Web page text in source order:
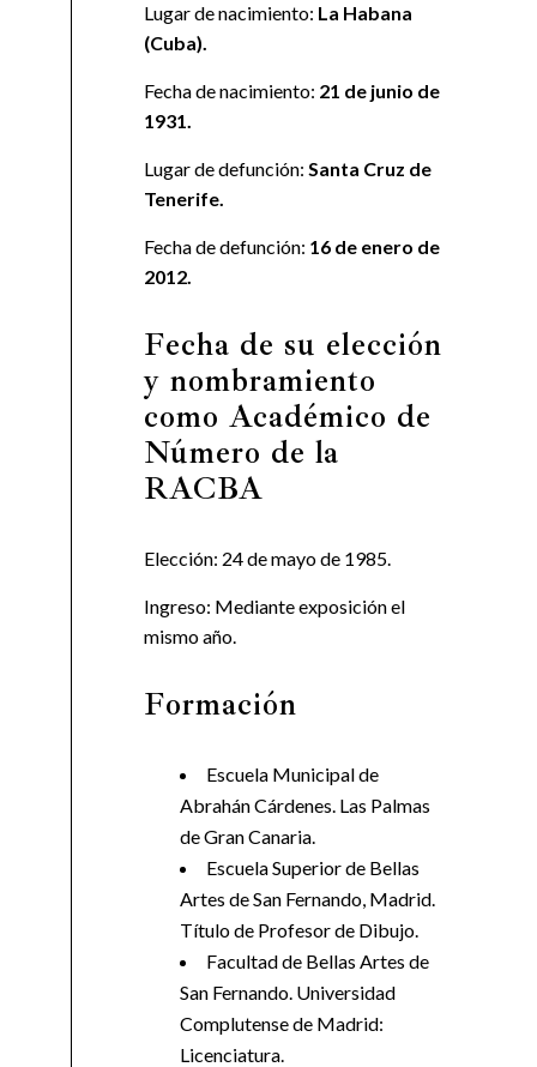
Lugar de nacimiento: La Habana
(Cuba).
Fecha de nacimiento: 21 de junio de
1931.
Lugar de defunción: Santa Cruz de
Tenerife.
Fecha de defunción: 16 de enero de
2012.
Fecha de su elección
y nombramiento
como Académico de
Número de la
RACBA
Elección: 24 de mayo de 1985.
Ingreso: Mediante exposición el
mismo año.
Formación
Escuela Municipal de
Abrahán Cárdenes. Las Palmas
de Gran Canaria.
Escuela Superior de Bellas
Artes de San Fernando, Madrid.
Título de Profesor de Dibujo.
Facultad de Bellas Artes de
San Fernando. Universidad
Complutense de Madrid:
Licenciatura.